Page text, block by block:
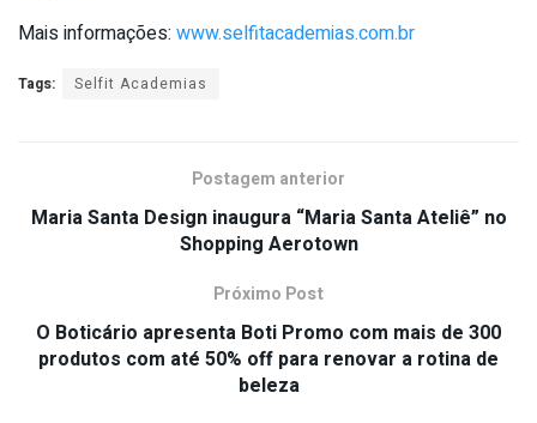
Mais informações: www.selfitacademias.com.br
Tags: Selfit Academias
Postagem anterior
Maria Santa Design inaugura “Maria Santa Ateliê” no
Shopping Aerotown
Próximo Post
O Boticário apresenta Boti Promo com mais de 300
produtos com até 50% off para renovar a rotina de
beleza